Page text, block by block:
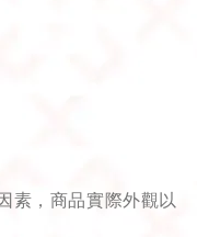
素，商品實際外觀以